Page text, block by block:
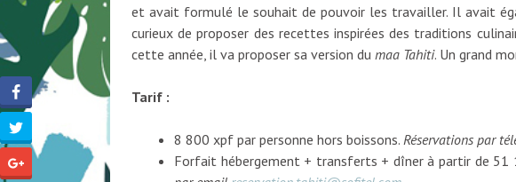
et avait formulé le souhait de pouvoir les travailler. Il avait
curieux de proposer des recettes inspirées des traditions
cette année, il va proposer sa version du maa Tahiti. Un grand
Tarif :
8 800 xpf par personne hors boissons. Réservations par
Forfait hébergement + transferts + dîner à partir de 51